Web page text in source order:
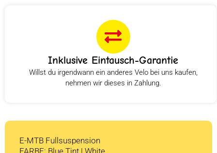
Inklusive Eintausch-Garantie
Willst du irgendwann ein anderes Velo bei uns kaufen,
nehmen wir dieses in Zahlung.
E-MTB Fullsuspension
FARBE: Blue Tint | White